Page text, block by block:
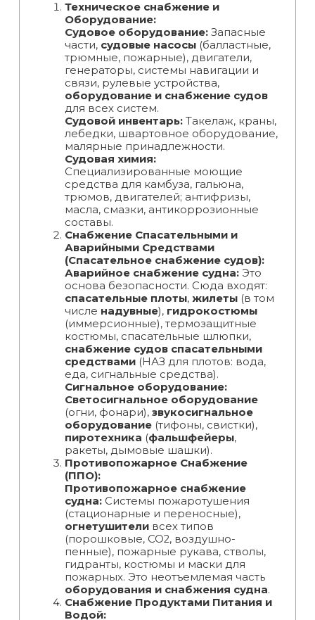
Техническое снабжение и
Оборудование:
Судовое оборудование:Запасные
части, судовые насосы(балластные,
трюмные, пожарные), двигатели,
генераторы, системы навигации и
связи, рулевые устройства,
оборудование и снабжение судов
для всех систем.
Судовой инвентарь:Такелаж, краны,
лебедки, швартовное оборудование,
малярные принадлежности.
Судовая химия:
Специализированные моющие
средства для камбуза, гальюна,
трюмов, двигателей; антифризы,
масла, смазки, антикоррозионные
составы.
Снабжение Спасательными и
Аварийными Средствами
(Спасательное снабжение судов):
Аварийное снабжение судна:Это
основа безопасности. Сюда входят:
спасательные плоты, жилеты(в том
числе надувные), гидрокостюмы
(иммерсионные), термозащитные
костюмы, спасательные шлюпки,
снабжение судов спасательными
средствами(НАЗ для плотов: вода,
еда, сигнальные средства).
Сигнальное оборудование:
Светосигнальное оборудование
(огни, фонари), звукосигнальное
оборудование(тифоны, свистки),
пиротехника (фальшфейеры,
ракеты, дымовые шашки).
Противопожарное Снабжение
(ППО):
Противопожарное снабжение
судна:Системы пожаротушения
(стационарные и переносные),
огнетушителивсех типов
(порошковые, CO2, воздушно-
пенные), пожарные рукава, стволы,
гидранты, костюмы и маски для
пожарных. Это неотъемлемая часть
оборудования и снабжения судна.
Снабжение Продуктами Питания и
Водой: